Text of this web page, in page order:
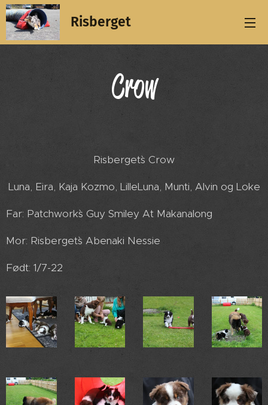
Risberget
Crow
Risberget`s Crow
Luna, Eira, Kaja Kozmo, LilleLuna, Munti, Alvin og Loke
Far: Patchwork`s Guy Smiley At Makanalong
Mor: Risberget`s Abenaki Nessie
Født: 1/7-22